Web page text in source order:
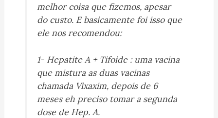
melhor coisa que fizemos, apesar
do custo. E basicamente foi isso que
ele nos recomendou:
1- Hepatite A + Tifoide : uma vacina
que mistura as duas vacinas
chamada Vixaxim, depois de 6
meses eh preciso tomar a segunda
dose de Hep. A.